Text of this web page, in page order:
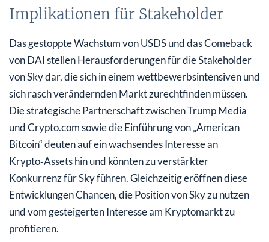
Implikationen für Stakeholder
Das gestoppte Wachstum von USDS und das Comeback
von DAI stellen Herausforderungen für die Stakeholder
von Sky dar, die sich in einem wettbewerbsintensiven und
sich rasch verändernden Markt zurechtfinden müssen.
Die strategische Partnerschaft zwischen Trump Media
und Crypto.com sowie die Einführung von „American
Bitcoin“ deuten auf ein wachsendes Interesse an
Krypto‑Assets hin und könnten zu verstärkter
Konkurrenz für Sky führen. Gleichzeitig eröffnen diese
Entwicklungen Chancen, die Position von Sky zu nutzen
und vom gesteigerten Interesse am Kryptomarkt zu
profitieren.